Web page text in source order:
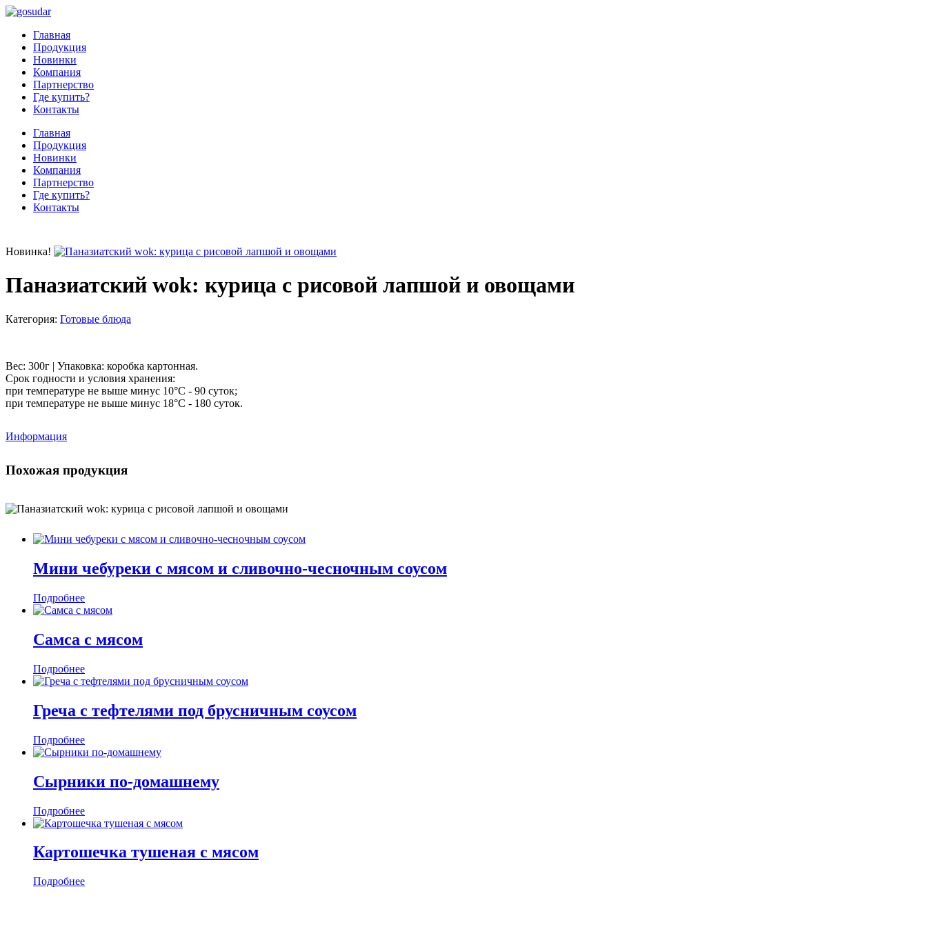
Главная
Продукция
Новинки
Компания
Партнерство
Где купить?
Контакты
Главная
Продукция
Новинки
Компания
Партнерство
Где купить?
Контакты
Новинка!
Паназиатский wok: курица с рисовой лапшой и овощами
Категория: Готовые блюда
Вес: 300г | Упаковка: коробка картонная.
Срок годности и условия хранения:
при температуре не выше минус 10°С - 90 суток;
при температуре не выше минус 18°С - 180 суток.
Информация
Похожая продукция
Мини чебуреки с мясом и сливочно-чесночным соусом
Подробнее
Самса с мясом
Подробнее
Греча с тефтелями под брусничным соусом
Подробнее
Сырники по-домашнему
Подробнее
Картошечка тушеная с мясом
Подробнее